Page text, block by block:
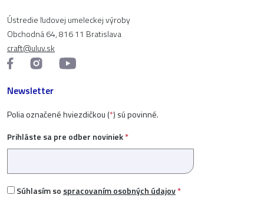
Ústredie ľudovej umeleckej výroby
Obchodná 64, 816 11 Bratislava
craft@uluv.sk
Newsletter
Polia označené hviezdičkou (*) sú povinné.
Prihláste sa pre odber noviniek*
Súhlasím so spracovaním osobných údajov*